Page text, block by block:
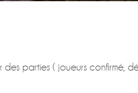
parties ( joueurs confirmé,